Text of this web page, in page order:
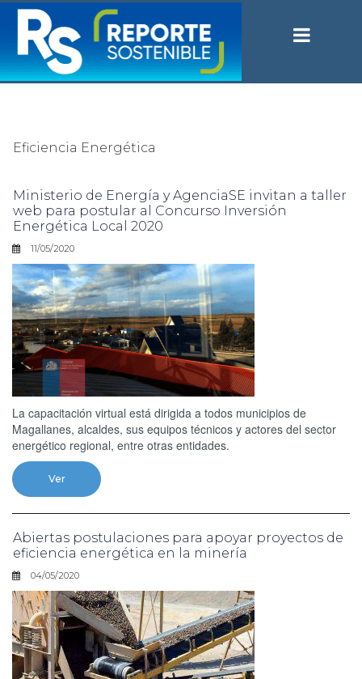
Eficiencia Energética
Ministerio de Energía y AgenciaSE invitan a taller
web para postular al Concurso Inversión
Energética Local 2020
11/05/2020
La capacitación virtual está dirigida a todos municipios de
Magallanes, alcaldes, sus equipos técnicos y actores del sector
energético regional, entre otras entidades.
Ver
Abiertas postulaciones para apoyar proyectos de
eficiencia energética en la minería
04/05/2020